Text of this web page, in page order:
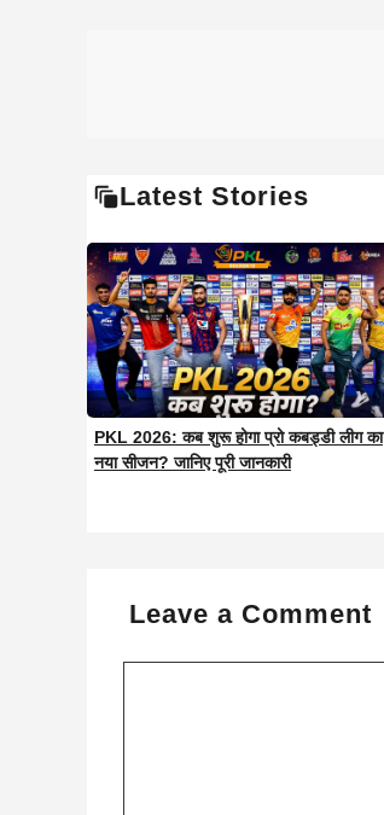
Latest Stories
PKL 2026: कब शुरू होगा प्रो कबड्डी लीग का
नया सीजन? जानिए पूरी जानकारी
Leave a Comment